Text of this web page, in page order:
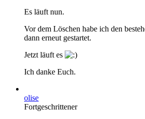
Es läuft nun.
Vor dem Löschen habe ich den
dann erneut gestartet.
Jetzt läuft es
Ich danke Euch.
olise
Fortgeschrittener